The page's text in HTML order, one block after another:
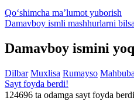
Qo‘shimcha ma’lumot yuborish
Damavboy ismli mashhurlarni
Damavboy ismini
Dilbar Muxlisa Rumayso Mahbuba
Sayt foyda berdi!
124696 ta odamga sayt foyda